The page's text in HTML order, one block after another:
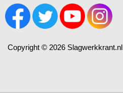
Copyright © 2026 Slagwerkkrant.nl